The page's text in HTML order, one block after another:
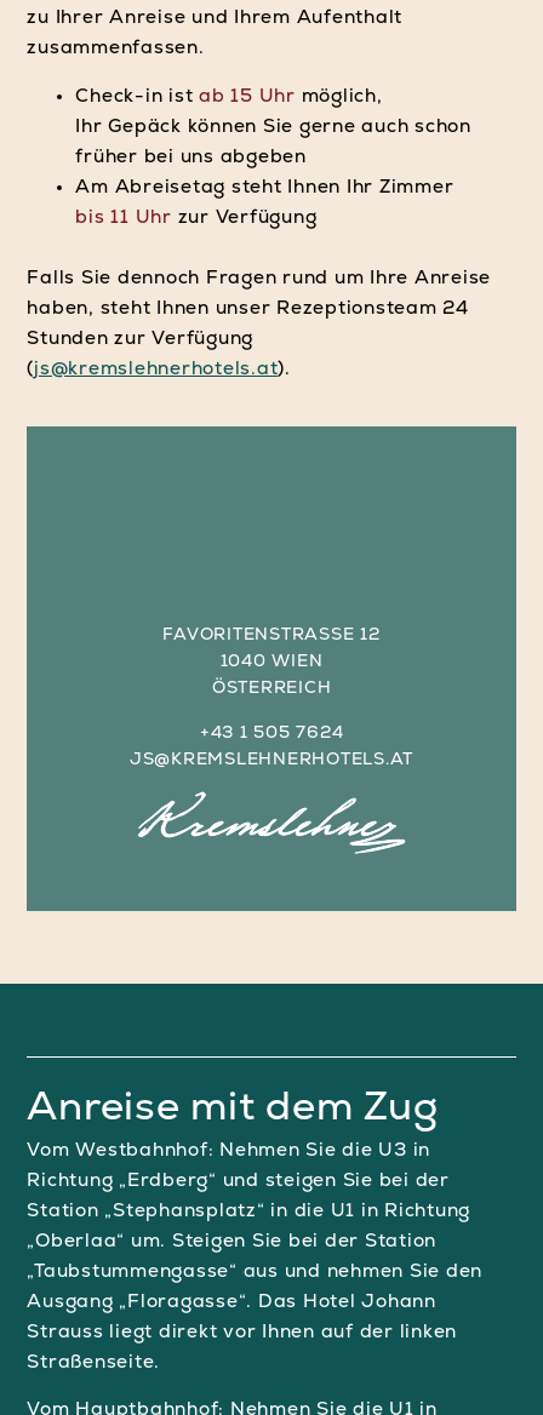
zu Ihrer Anreise und Ihrem Aufenthalt
zusammenfassen.
Check-in istab 15 Uhr möglich,
Ihr Gepäck können Sie gerne auch schon
früher bei uns abgeben
Am Abreisetag steht Ihnen Ihr Zimmer
bis 11 Uhr zur Verfügung
Falls Sie dennoch Fragen rund um Ihre Anreise
haben, steht Ihnen unser Rezeptionsteam 24
Stunden zur Verfügung
(js@kremslehnerhotels.at).
FAVORITENSTRASSE 12
1040 WIEN
ÖSTERREICH
+43 1 505 7624
JS@KREMSLEHNERHOTELS.AT
Anreise mit dem Zug
Vom Westbahnhof: Nehmen Sie die U3 in
Richtung „Erdberg“ und steigen Sie bei der
Station „Stephansplatz“ in die U1 in Richtung
„Oberlaa“ um. Steigen Sie bei der Station
„Taubstummengasse“ aus und nehmen Sie den
Ausgang „Floragasse“. Das Hotel Johann
Strauss liegt direkt vor Ihnen auf der linken
Straßenseite.
Vom Hauptbahnhof: Nehmen Sie die U1 in